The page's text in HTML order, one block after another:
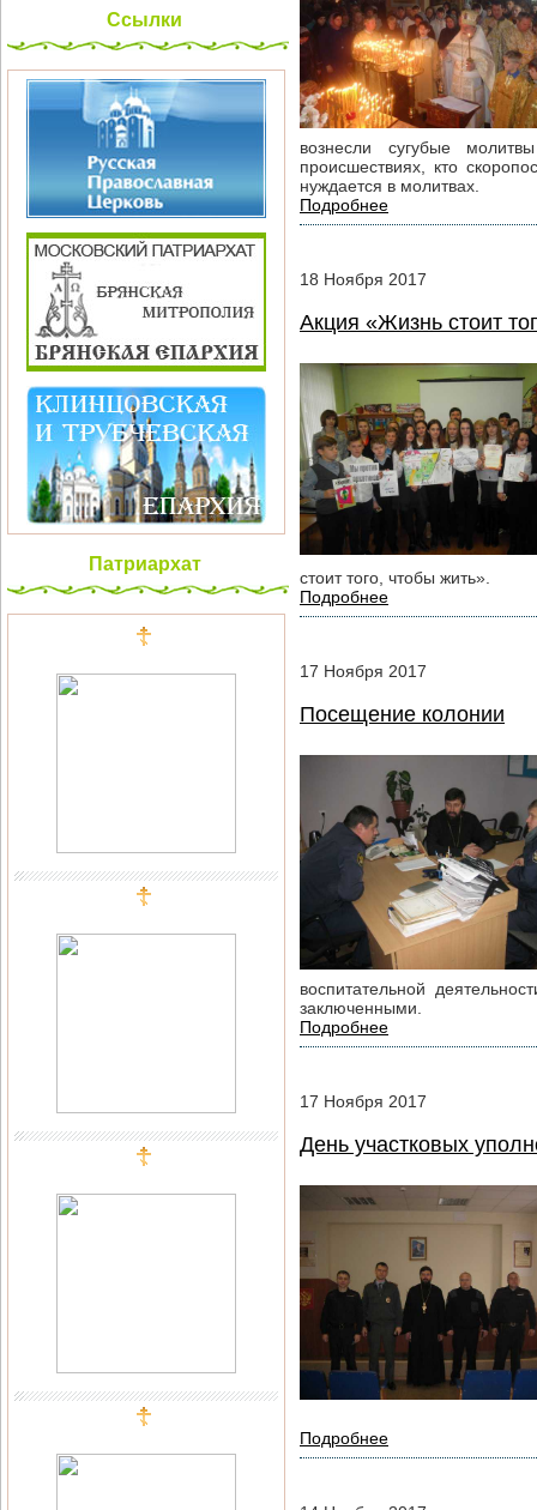
Ссылки
Патриархат
вознесли сугубые
происшествиях, кто
нуждается в молитвах.
Подробнее
18 Ноября 2017
Акция «Жизнь стоит
стоит того, чтобы жить».
Подробнее
17 Ноября 2017
Посещение колонии
воспитательной
заключенными.
Подробнее
17 Ноября 2017
День участковых
Подробнее